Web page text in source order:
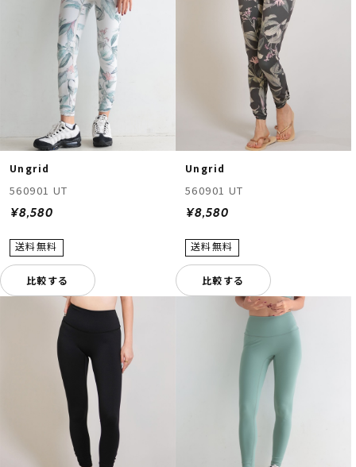
Ungrid
560901 UT
¥8,580
比較する
Ungrid
560901 UT
¥8,580
比較する